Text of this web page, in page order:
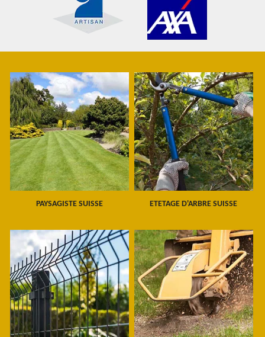
PAYSAGISTE SUISSE ETETAGE D'ARBRE SUISSE